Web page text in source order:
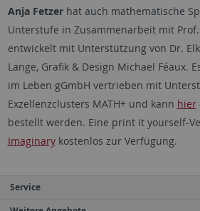
Anja Fetzerhat auch mathematische
Unterstufe in Zusammenarbeit mit
entwickelt mit Unterstützung von Dr.
Lange, Grafik & Design Michael Féaux.
im Leben gGmbH vertrieben mit
Exzellenzclusters MATH+ und kann hier
bestellt werden. Eine print it yourself-
Imaginarykostenlos zur Verfügung.
Service